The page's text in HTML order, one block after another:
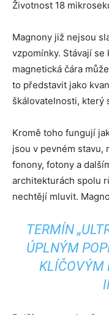
Životnost 18
Magnony již nejsou
vzpomínky. Stávají se
magnetická čára
to představit jako
škálovatelnosti, který
Kromě toho fungují
jsou v pevném stavu,
fonony, fotony a
architekturách spolu
nechtějí mluvit.
TERMÍN
ÚPLNÝM
KLÍČOVÝM